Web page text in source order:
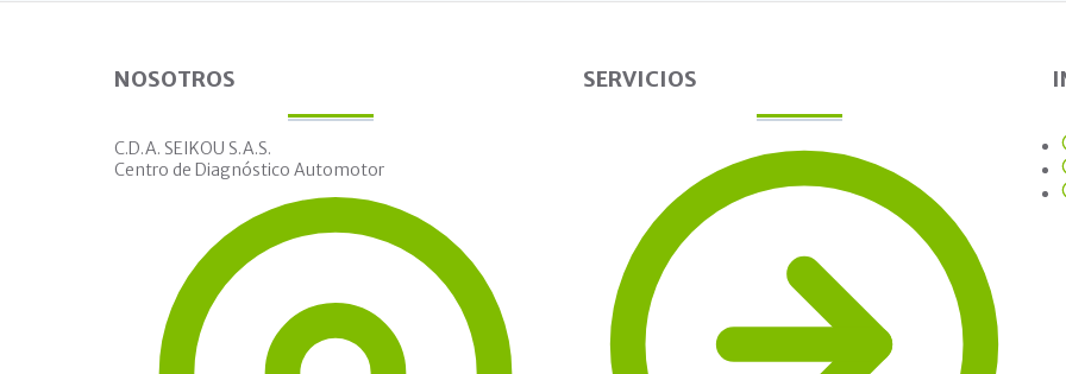
NOSOTROS
C.D.A. SEIKOU S.A.S.
Centro de Diagnóstico Automotor
SERVICIOS